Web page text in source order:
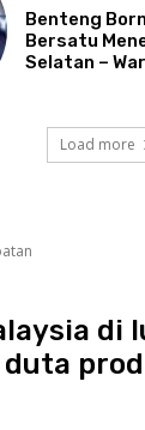
Benteng
Bersatu
Selatan –
Load more